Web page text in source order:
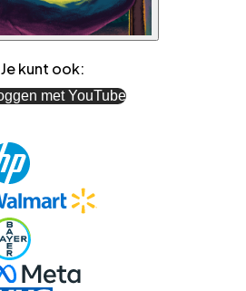
Je kunt ook:
met YouTube